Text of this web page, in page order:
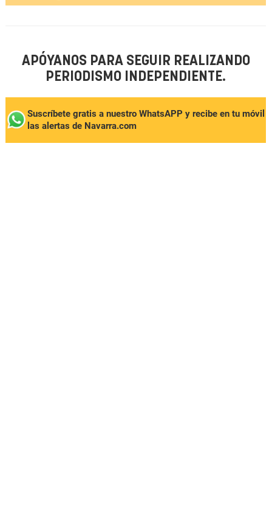
APÓYANOS PARA SEGUIR REALIZANDO
PERIODISMO INDEPENDIENTE.
Suscríbete gratis a nuestro WhatsAPP y recibe en tu móvil
las alertas de Navarra.com